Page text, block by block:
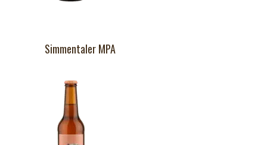
Simmentaler MPA